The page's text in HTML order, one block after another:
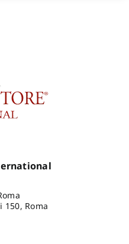
150, Roma